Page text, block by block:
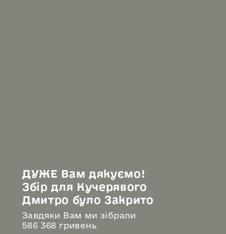
ДУЖЕ Вам дякуємо!
Збір для Кучерявого
Дмитро було Закрито
Завдяки Вам ми зібрали
586 368 гривень